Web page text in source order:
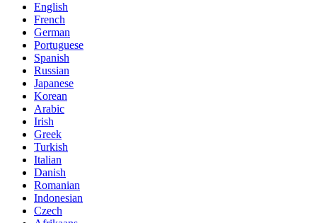
English
French
German
Portuguese
Spanish
Russian
Japanese
Korean
Arabic
Irish
Greek
Turkish
Italian
Danish
Romanian
Indonesian
Czech